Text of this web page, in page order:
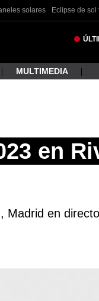
solares Eclipse de sol
MULTIMEDIA
en
Madrid en